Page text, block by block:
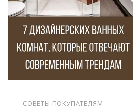
СОВЕТЫ ПОКУПАТЕЛЯМ